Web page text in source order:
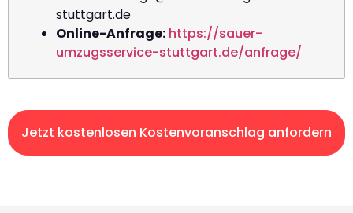
stuttgart.de
Online-Anfrage: https://sauer-
umzugsservice-stuttgart.de/anfrage/
Jetzt kostenlosen Kostenvoranschlag anfordern